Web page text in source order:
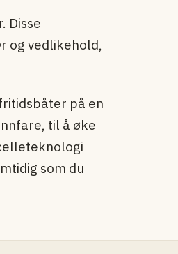
Disse
og vedlikehold,
på en
til å øke
som du